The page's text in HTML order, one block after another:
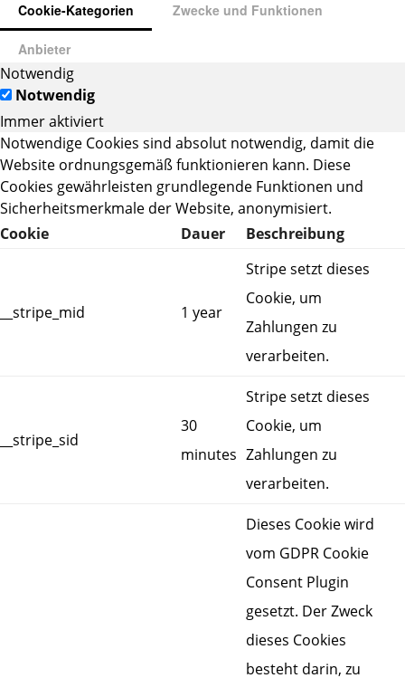
Cookie-Kategorien Zwecke und Funktionen
Anbieter
Notwendig
Notwendig
Immer aktiviert
Notwendige Cookies sind absolut notwendig, damit die
Website ordnungsgemäß funktionieren kann. Diese
Cookies gewährleisten grundlegende Funktionen und
Sicherheitsmerkmale der Website, anonymisiert.
Cookie
Dauer Beschreibung
__stripe_mid 1 year
Stripe setzt dieses
Cookie, um
Zahlungen zu
verarbeiten.
__stripe_sid
30
minutes
Stripe setzt dieses
Cookie, um
Zahlungen zu
verarbeiten.
Dieses Cookie wird
vom GDPR Cookie
Consent Plugin
gesetzt. Der Zweck
dieses Cookies
besteht darin, zu